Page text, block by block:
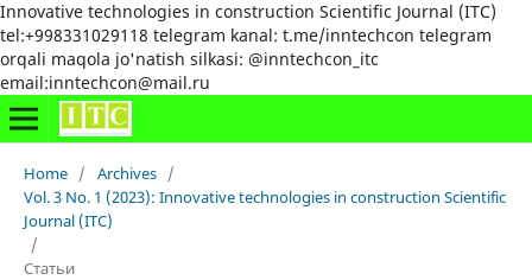
Innovative technologies in construction Scientific Journal (ITC)
tel:+998331029118 telegram kanal: t.me/inntechcon telegram
orqali maqola jo'natish silkasi: @inntechcon_itc
email:inntechcon@mail.ru
Home / Archives /
Vol. 3 No. 1 (2023): Innovative technologies in construction Scientific
Journal (ITC)
/
Статьи